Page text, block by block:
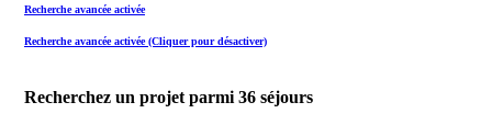
Recherche avancée activée
Recherche avancée activée (Cliquer pour désactiver)
Recherchez un projet parmi 36 séjours